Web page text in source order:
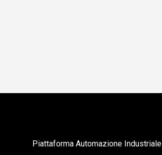
Piattaforma Automazione Industriale